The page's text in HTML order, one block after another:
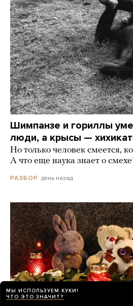
Шимпанзе и гориллы
люди, а крысы —
Но только человек смеется,
А что еще наука знает о
РАЗБОР день назад
МЫ ИСПОЛЬЗУЕМ КУКИ!
ЧТО ЭТО ЗНАЧИТ?